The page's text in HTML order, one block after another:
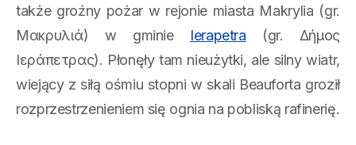
także groźny pożar w rejonie miasta Makrylia (gr.
Μακρυλιά) w gminie Ierapetra (gr. Δήμος
Ιεράπετρας). Płonęły tam nieużytki, ale silny wiatr,
wiejący z siłą ośmiu stopni w skali Beauforta groził
rozprzestrzenieniem się ognia na pobliską rafinerię.